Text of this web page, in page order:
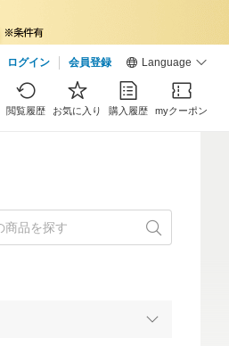
ログイン 会員登録 Language
閲覧履歴 お気に入り 購入履歴 myクーポン